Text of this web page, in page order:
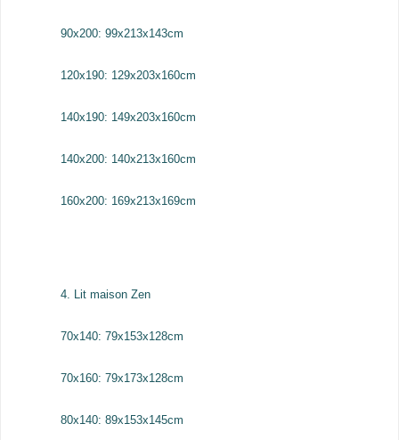
90x200: 99x213x143cm
120x190: 129x203x160cm
140x190: 149x203x160cm
140x200: 140x213x160cm
160x200: 169x213x169cm
4. Lit maison Zen
70x140: 79x153x128cm
70x160: 79x173x128cm
80x140: 89x153x145cm